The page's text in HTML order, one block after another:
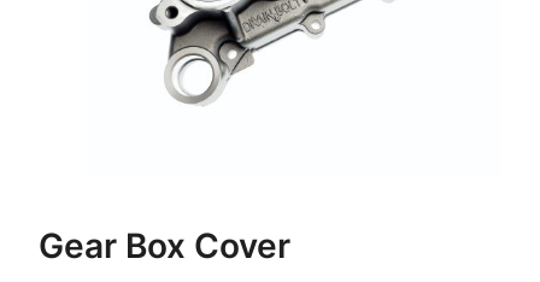
Gear Box Cover